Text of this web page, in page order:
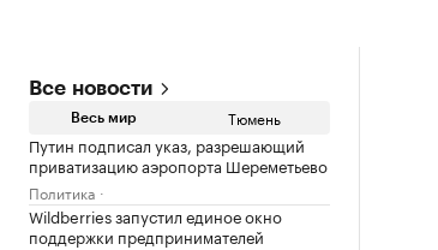
Все новости
Весь мир Тюмень
Путин подписал указ, разрешающий
приватизацию аэропорта Шереметьево
Политика
Wildberries запустил единое окно
поддержки предпринимателей